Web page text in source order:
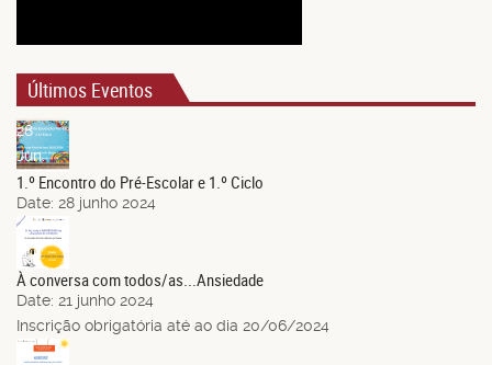
Últimos Eventos
28
Jun.
1.º Encontro do Pré-Escolar e 1.º Ciclo
Date: 28 junho 2024
21
Jun.
À conversa com todos/as...Ansiedade
Date: 21 junho 2024
Inscrição obrigatória até ao dia 20/06/2024